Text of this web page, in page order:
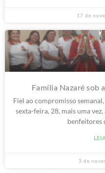
17 de
Família Nazaré sob
Fiel ao compromisso
sexta-feira, 28, mais uma
benfeitores
3 de